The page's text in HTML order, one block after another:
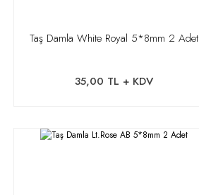
Taş Damla White Royal 5*8mm 2 Adet
35,00 TL + KDV